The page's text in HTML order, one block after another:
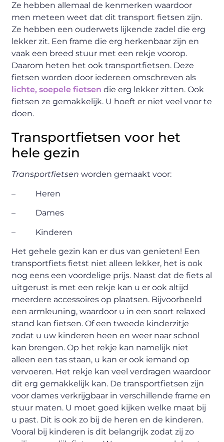
Ze hebben allemaal de kenmerken waardoor
men meteen weet dat dit transport fietsen zijn.
Ze hebben een ouderwets lijkende zadel die erg
lekker zit. Een frame die erg herkenbaar zijn en
vaak een breed stuur met een rekje voorop.
Daarom heten het ook transportfietsen. Deze
fietsen worden door iedereen omschreven als
lichte, soepele fietsen die erg lekker zitten. Ook
fietsen ze gemakkelijk. U hoeft er niet veel voor te
doen.
Transportfietsen voor het
hele gezin
Transportfietsen worden gemaakt voor:
– Heren
– Dames
– Kinderen
Het gehele gezin kan er dus van genieten! Een
transportfiets fietst niet alleen lekker, het is ook
nog eens een voordelige prijs. Naast dat de fiets al
uitgerust is met een rekje kan u er ook altijd
meerdere accessoires op plaatsen. Bijvoorbeeld
een armleuning, waardoor u in een soort relaxed
stand kan fietsen. Of een tweede kinderzitje
zodat u uw kinderen heen en weer naar school
kan brengen. Op het rekje kan namelijk niet
alleen een tas staan, u kan er ook iemand op
vervoeren. Het rekje kan veel verdragen waardoor
dit erg gemakkelijk kan. De transportfietsen zijn
voor dames verkrijgbaar in verschillende frame en
stuur maten. U moet goed kijken welke maat bij
u past. Dit is ook zo bij de heren en de kinderen.
Vooral bij kinderen is dit belangrijk zodat zij zo